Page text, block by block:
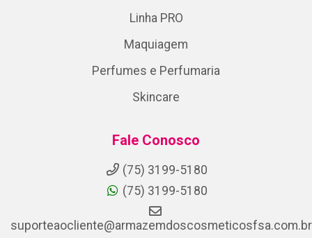
Linha PRO
Maquiagem
Perfumes e Perfumaria
Skincare
Fale Conosco
(75) 3199-5180
(75) 3199-5180
suporteaocliente@armazemdoscosmeticosfsa.com.br